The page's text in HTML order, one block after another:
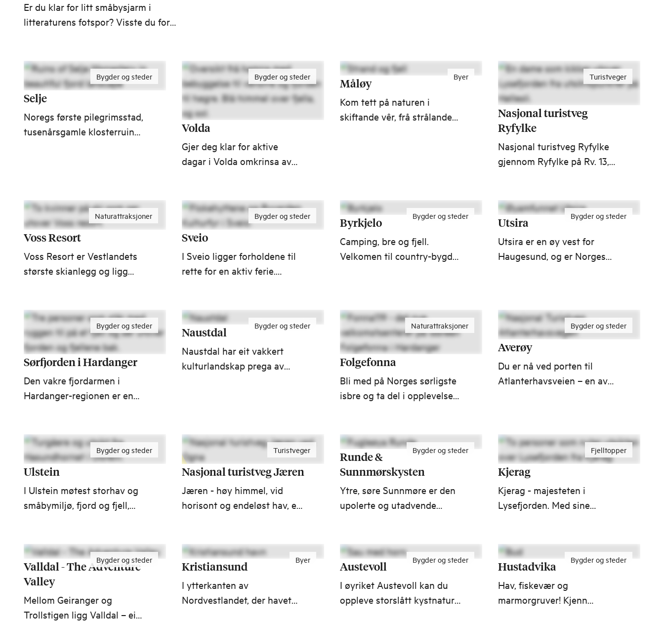
Er du klar for litt småbysjarm i
litteraturens fotspor? Visste du for
fotballfrelst? Da vet du at Erling Braut
Haaland også er fra Bryne.
fjellene, og eventyrene venter på deg
mellom dal og tind.
Bygder og steder
Selje
Noregs første pilegrimsstad,
tusenårsgamle klosterruinar
Bygder og steder
Volda
Gjer deg klar for aktive
dagar i Volda omkrinsa av
og Geiranger.
Byer
Måløy
Kom tett på naturen i
skiftande vêr, frå strålande
Turistveger
Nasjonal turistveg
Ryfylke
Nasjonal turistveg Ryfylke
gjennom Ryfylke på Rv. 13,
nasjonale turistveger i
Norge. Turistvegen går fra
Oanes ved Lysefjorden til
Hårå i Røldal.
Naturattraksjoner
Voss Resort
Voss Resort er Vestlandets
største skianlegg og ligg
varierte løyper og i
spanande off-piste område.
Bygder og steder
Sveio
I Sveio ligger forholdene til
rette for en aktiv ferie.
landets flotteste 18-hulls
golfbaner!
Bygder og steder
Byrkjelo
Camping, bre og fjell.
Velkomen til country-bygda
Bygder og steder
Utsira
Utsira er en øy vest for
Haugesund, og er Norges
i ypperste klasse.
Bygder og steder
Sørfjorden i Hardanger
Den vakre fjordarmen i
Hardanger-regionen er en
ord. Det er et område du
nesten må oppleve selv.
Bygder og steder
Naustdal
Naustdal har eit vakkert
kulturlandskap prega av
Naturattraksjoner
Folgefonna
Bli med på Norges sørligste
isbre og ta del i opplevelser
Bygder og steder
Averøy
Du er nå ved porten til
Atlanterhavsveien – en av
deg med ytterst i Nordvest,
der stødig land møter
nådeløst hav.
Bygder og steder
Ulstein
I Ulstein møtest storhav og
småbymiljø, fjord og fjell,
opplevingar – frå
sandstrender og fjellturar til
små bygleder og kystliv. Alt
berre ein kort køyretur frå
Runde, Hareid og resten av
Turistveger
Nasjonal turistveg Jæren
Jæren - høy himmel, vid
horisont og endeløst hav, et
sanddyner avløst av
rullestein og lakseelver.
Bygder og steder
Runde &
Sunnmørskysten
Ytre, søre Sunnmøre er den
upolerte og utadvende
store opplevingar.
Fjelltopper
Kjerag
Kjerag - majesteten i
Lysefjorden. Med sine
høyeste toppen langs
Lysefjorden.
Bygder og steder
Valldal - The Adventure
Valley
Mellom Geiranger og
Trollstigen ligg Valldal – ei
Byer
Kristiansund
I ytterkanten av
Nordvestlandet, der havet
Bygder og steder
Austevoll
I øyriket Austevoll kan du
oppleve storslått kystnatur,
Bygder og steder
Hustadvika
Hav, fiskevær og
marmorgruver! Kjenn